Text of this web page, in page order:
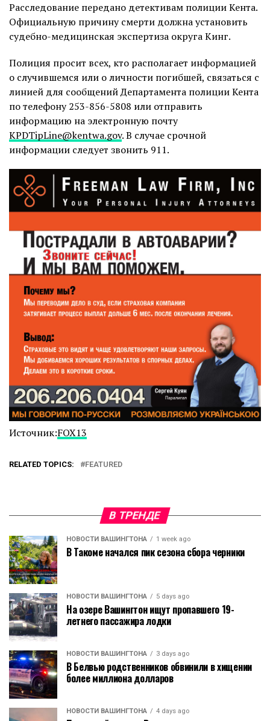
Расследование передано детективам полиции Кента.
Официальную причину смерти должна установить
судебно-медицинская экспертиза округа Кинг.
Полиция просит всех, кто располагает информацией
о случившемся или о личности погибшей, связаться с
линией для сообщений Департамента полиции Кента
по телефону 253-856-5808 или отправить
информацию на электронную почту
KPDTipLine@kentwa.gov. В случае срочной
информации следует звонить 911.
Источник:FOX13
RELATED TOPICS: FEATURED
В ТРЕНДЕ
НОВОСТИ ВАШИНГТОНА 1 week ago
В Такоме начался пик сезона сбора черники
НОВОСТИ ВАШИНГТОНА 5 days ago
На озере Вашингтон ищут пропавшего 19-
летнего пассажира лодки
НОВОСТИ ВАШИНГТОНА 3 days ago
В Белвью родственников обвинили в хищении
более миллиона долларов
НОВОСТИ ВАШИНГТОНА 4 days ago